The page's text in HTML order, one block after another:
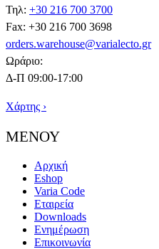
Τηλ: +30 216 700 3700
Fax: +30 216 700 3698
orders.warehouse@varialecto.gr
Ωράριο:
Δ-Π 09:00-17:00
Χάρτης ›
ΜΕΝΟΥ
Αρχική
Eshop
Varia Code
Εταιρεία
Downloads
Ενημέρωση
Επικοινωνία